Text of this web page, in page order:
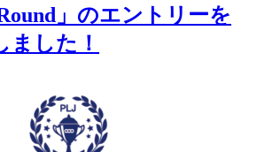
」のエントリーを
ました！